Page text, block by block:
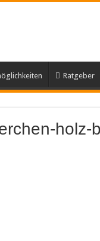
Ratgeber
holz-